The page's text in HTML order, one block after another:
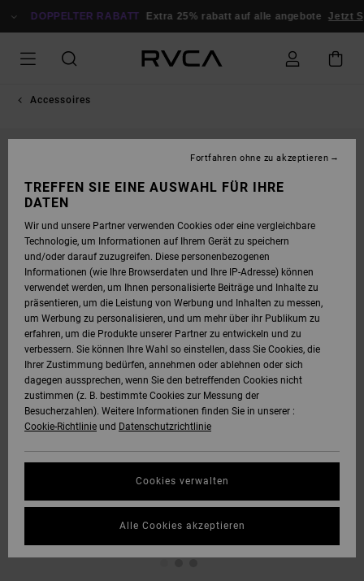
ZUR
DOPPELTER RABATT Extra 25% rabatt auf alle angebote Jetzt
Accessoires
TREFFEN SIE EINE AUSWAHL FÜR IHRE
DATEN
Wir und unsere Partner verwenden Cookies oder eine vergleichbare
Technologie, um Informationen auf Ihrem Gerät zu speichern
und/oder darauf zuzugreifen. Diese personenbezogenen
Informationen (wie Ihre Browserdaten und Ihre IP-Adresse) können
verwendet werden, um Ihnen personalisierte Beiträge und Inhalte zu
präsentieren, um die Leistung von Werbung und Inhalten zu messen,
um Werbung zu personalisieren, und um mehr über ihr Publikum zu
erfahren, um die Produkte unserer Partner zu entwickeln und zu
verbessern. Sie können Ihre Wahl so einstellen, dass Sie Cookies, die
Ihrer Zustimmung bedürfen, annehmen oder ablehnen oder sich
dagegen aussprechen, wenn Sie den betreffenden Cookies nicht
zustimmen (z. B. bestimmte Cookies zur Messung der
Besucherzahlen). Weitere Informationen finden Sie in unserer :
Cookie-Richtlinie und Datenschutzrichtlinie
Cookies verwalten
Fortfahren ohne zu akzeptieren
Alle Cookies akzeptieren